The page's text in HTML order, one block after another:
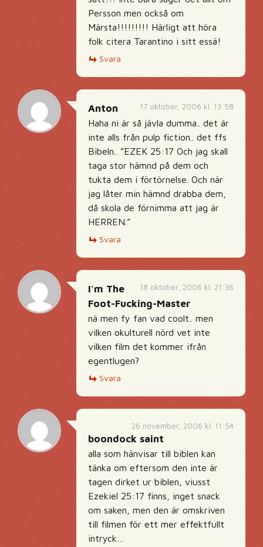
Persson men också om
Märsta!!!!!!!!! Härligt att höra
folk citera Tarantino i sitt essä!
Svara
17 oktober, 2006 kl. 13:58
Anton
Haha ni är så jävla dumma.. det är
inte alls från pulp fiction.. det ffs
Bibeln.. ”EZEK 25:17 Och jag skall
taga stor hämnd på dem och
tukta dem i förtörnelse. Och när
jag låter min hämnd drabba dem,
då skola de förnimma att jag är
HERREN.”
Svara
18 oktober, 2006 kl. 21:36
I'm The
Foot-Fucking-Master
nä men fy fan vad coolt.. men
vilken okulturell nörd vet inte
vilken film det kommer ifrån
egentlugen?
Svara
26 november, 2006 kl. 11:54
boondock saint
alla som hänvisar till biblen kan
tänka om eftersom den inte är
tagen dirket ur biblen, viusst
Ezekiel 25:17 finns, inget snack
om saken, men den är omskriven
till filmen för ett mer effektfullt
intryck…